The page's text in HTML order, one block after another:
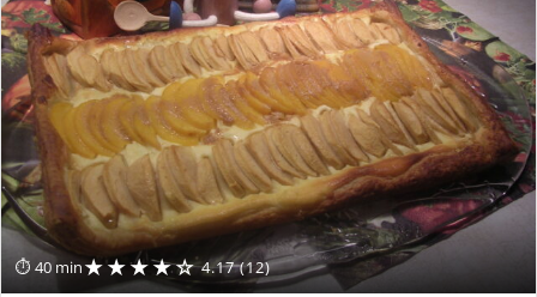
⏱ 40 min★★★★☆ 4.17 (12)